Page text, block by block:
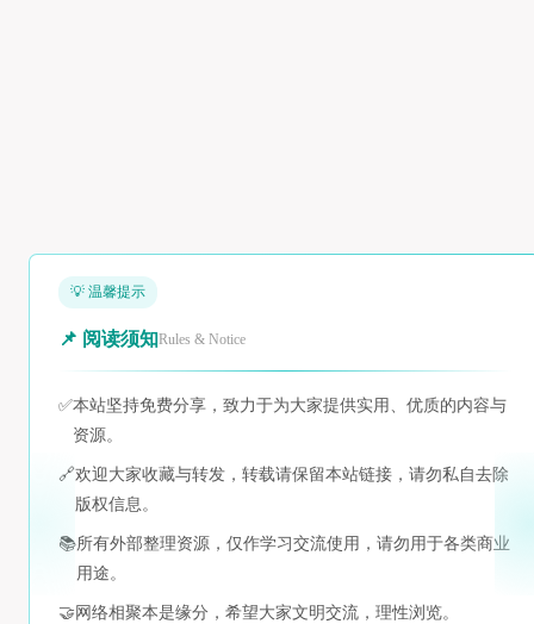
💡 温馨提示
📌 阅读须知Rules & Notice
✅本站坚持免费分享，致力于为大家提供实用、优质的内容与
资源。
🔗欢迎大家收藏与转发，转载请保留本站链接，请勿私自去除
版权信息。
📚所有外部整理资源，仅作学习交流使用，请勿用于各类商业
用途。
🤝 网络相聚本是缘分，希望大家文明交流，理性浏览。